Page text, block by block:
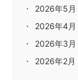
2026年5月
2026年4月
2026年3月
2026年2月